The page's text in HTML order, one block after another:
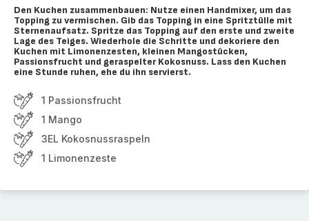
Den Kuchen zusammenbauen: Nutze einen Handmixer, um das
Topping zu vermischen. Gib das Topping in eine Spritztülle mit
Sternenaufsatz. Spritze das Topping auf den erste und zweite
Lage des Teiges. Wiederhole die Schritte und dekoriere den
Kuchen mit Limonenzesten, kleinen Mangostücken,
Passionsfrucht und geraspelter Kokosnuss. Lass den Kuchen
eine Stunde ruhen, ehe du ihn servierst.
1 Passionsfrucht
1 Mango
3EL Kokosnussraspeln
1 Limonenzeste